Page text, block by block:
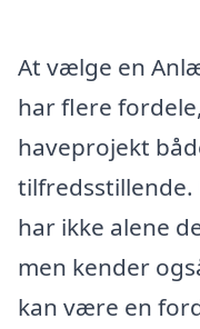
At vælge en
har flere
haveprojekt
har ikke alene
men kender
kan være en